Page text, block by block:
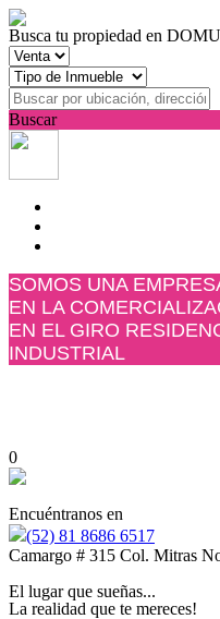
Busca tu propiedad en
Buscar
SOMOS UNA
EN LA
EN EL GIRO
INDUSTRIAL
0
Encuéntranos en
(52) 81 8686 6517
Camargo # 315 Col. Mitras
El lugar que sueñas...
La realidad que te mereces!